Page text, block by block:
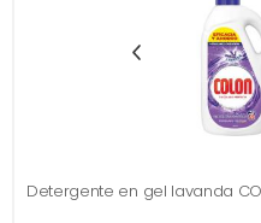
Detergente en gel lavanda